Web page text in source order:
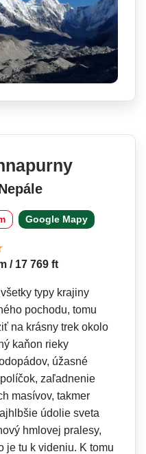
Google Mapy
/ 17 769 ft
typy krajiny
pochodu, tomu
na krásny trek okolo
kaňon rieky
úžasné
zaľadnenie
masívov, takmer
údolie sveta
hmlovej pralesy,
je tu k videniu. K tomu